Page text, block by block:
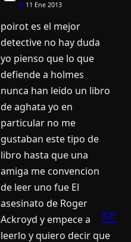
#11 Ene 2013
poirot es el mejor
detective no hay duda
yo pienso que lo que
defiende a holmes
nunca han leido un libro
de aghata yo en
particular no me
gustaban este tipo de
libro hasta que una
amiga me convencion
de leer uno fue El
asesinato de Roger
Ackroyd y empece a
leerlo y quiero decir que
✏️